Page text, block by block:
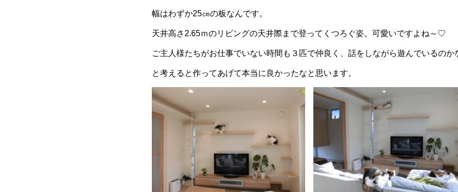
幅はわずか25㎝の板なんです。
天井高さ2.65ｍのリビングの天井際まで登ってくつろぐ姿。可愛いですよね～♡
ご主人様たちがお仕事でいない時間も３匹で仲良く、話をしながら遊んでいるのか
と考えると作ってあげて本当に良かったなと思います。